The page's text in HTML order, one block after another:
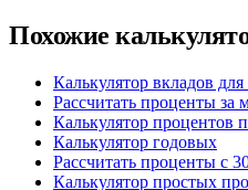
Похожие
Калькулятор вкладов
Рассчитать проценты за
Калькулятор процентов
Калькулятор годовых
Рассчитать проценты с
Калькулятор простых